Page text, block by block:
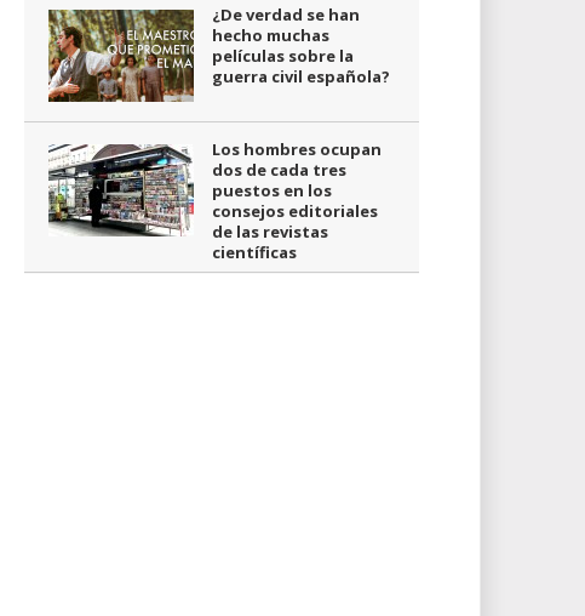
¿De verdad se han
hecho muchas
películas sobre la
guerra civil española?
Los hombres ocupan
dos de cada tres
puestos en los
consejos editoriales
de las revistas
científicas